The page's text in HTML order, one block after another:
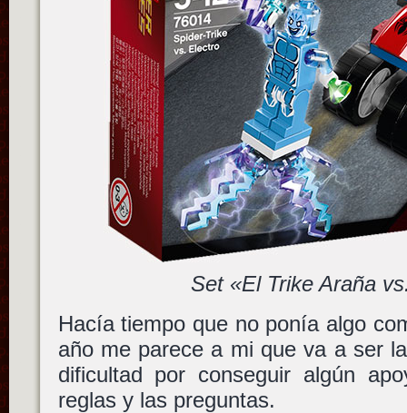
Set «El Trike Araña
Hacía tiempo que no ponía algo
año me parece a mi que va a ser
dificultad por conseguir algún
reglas y las preguntas.